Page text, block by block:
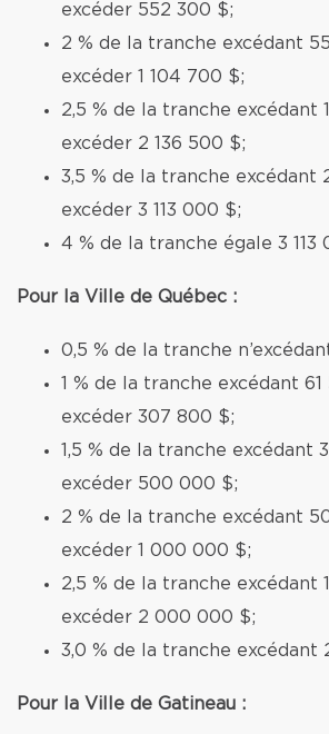
excéder 552 300 $;
2 % de la tranche excédant
excéder 1 104 700 $;
2,5 % de la tranche excédant
excéder 2 136 500 $;
3,5 % de la tranche excédant
excéder 3 113 000 $;
4 % de la tranche égale 3 113
Pour la Ville de Québec :
0,5 % de la tranche
1 % de la tranche excédant 61
excéder 307 800 $;
1,5 % de la tranche excédant
excéder 500 000 $;
2 % de la tranche excédant
excéder 1 000 000 $;
2,5 % de la tranche excédant
excéder 2 000 000 $;
3,0 % de la tranche excédant
Pour la Ville de Gatineau :